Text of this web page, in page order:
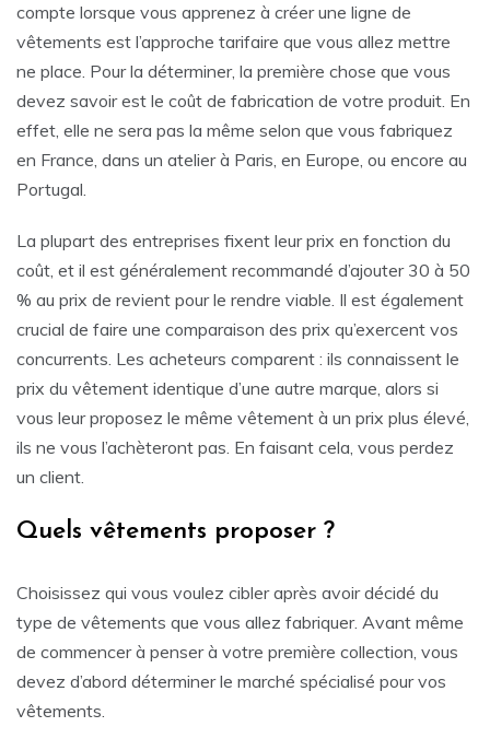
compte lorsque vous apprenez à créer une ligne de
vêtements est l’approche tarifaire que vous allez mettre
ne place. Pour la déterminer, la première chose que vous
devez savoir est le coût de fabrication de votre produit. En
effet, elle ne sera pas la même selon que vous fabriquez
en France, dans un atelier à Paris, en Europe, ou encore au
Portugal.
La plupart des entreprises fixent leur prix en fonction du
coût, et il est généralement recommandé d’ajouter 30 à 50
% au prix de revient pour le rendre viable. Il est également
crucial de faire une comparaison des prix qu’exercent vos
concurrents. Les acheteurs comparent : ils connaissent le
prix du vêtement identique d’une autre marque, alors si
vous leur proposez le même vêtement à un prix plus élevé,
ils ne vous l’achèteront pas. En faisant cela, vous perdez
un client.
Quels vêtements proposer ?
Choisissez qui vous voulez cibler après avoir décidé du
type de vêtements que vous allez fabriquer. Avant même
de commencer à penser à votre première collection, vous
devez d’abord déterminer le marché spécialisé pour vos
vêtements.